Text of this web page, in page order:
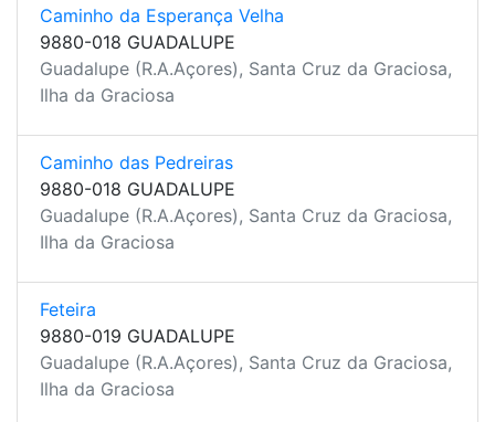
Caminho da Esperança Velha
9880-018 GUADALUPE
Guadalupe (R.A.Açores), Santa Cruz da Graciosa,
Ilha da Graciosa
Caminho das Pedreiras
9880-018 GUADALUPE
Guadalupe (R.A.Açores), Santa Cruz da Graciosa,
Ilha da Graciosa
Feteira
9880-019 GUADALUPE
Guadalupe (R.A.Açores), Santa Cruz da Graciosa,
Ilha da Graciosa